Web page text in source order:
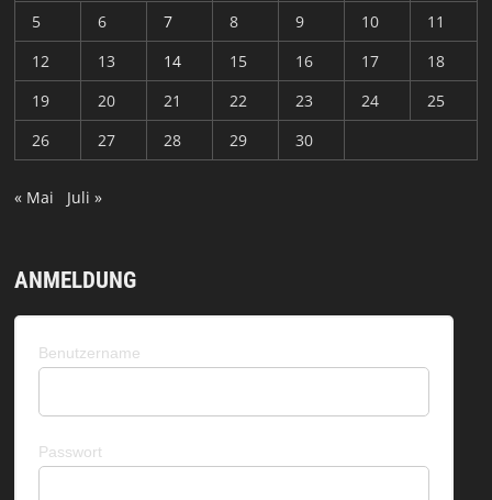
5
6 7 8 9 10
11
12
13 14 15 16 17
18
19
20 21 22 23 24
25
26
27 28 29 30
« Mai Juli »
ANMELDUNG
Benutzername
Passwort